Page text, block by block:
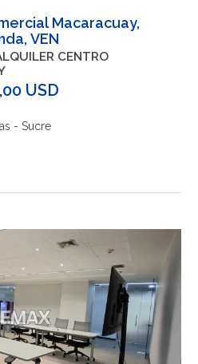
Macaracuay,
VEN
CENTRO
USD
- Sucre